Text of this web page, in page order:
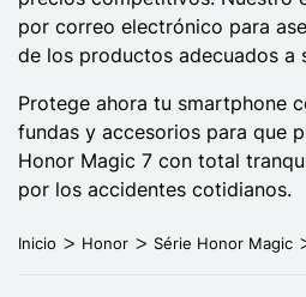
por correo electrónico para
de los productos adecuados a
Protege ahora tu smartphone
fundas y accesorios para que
Honor Magic 7 con total
por los accidentes cotidianos.
Inicio Honor Série Honor Magic